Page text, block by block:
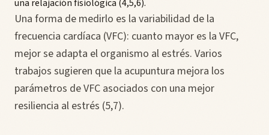
una relajación fisiológica (4,5,6).
Una forma de medirlo es la variabilidad de la
frecuencia cardíaca (VFC): cuanto mayor es la VFC,
mejor se adapta el organismo al estrés. Varios
trabajos sugieren que la acupuntura mejora los
parámetros de VFC asociados con una mejor
resiliencia al estrés (5,7).